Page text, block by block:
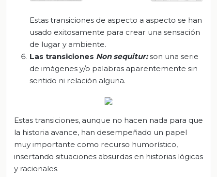
Estas transiciones de aspecto a aspecto se han
usado exitosamente para crear una sensación
de lugar y ambiente.
Las transiciones Nonsequitur:son una serie
de imágenes y/o palabras aparentemente sin
sentido ni relación alguna.
Estas transiciones, aunque no hacen nada para que
la historia avance, han desempeñado un papel
muy importante como recurso humorístico,
insertando situaciones absurdas en historias lógicas
y racionales.